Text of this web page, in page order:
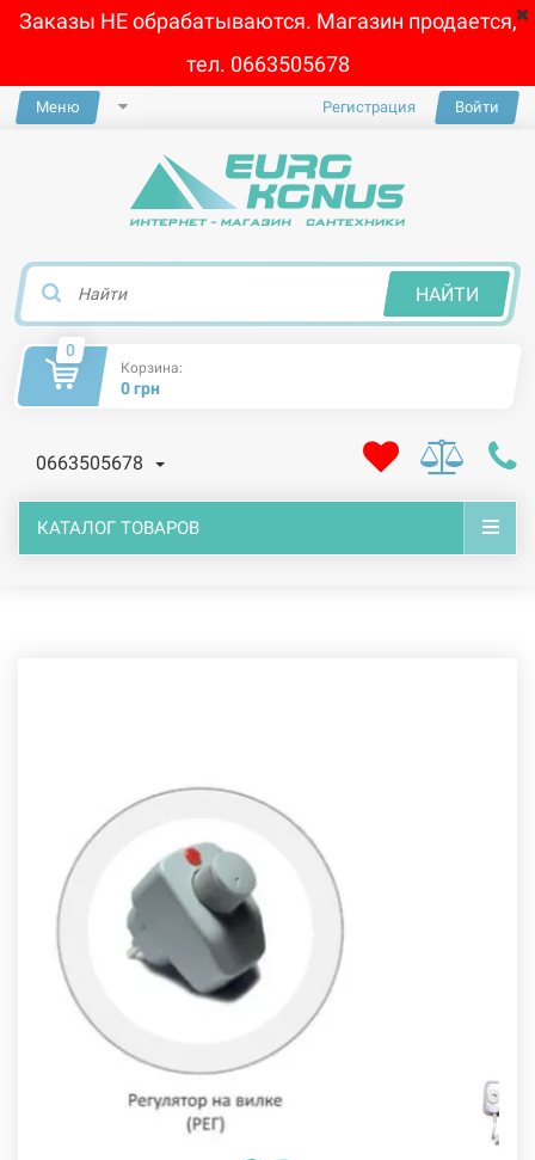
Заказы НЕ обрабатываются. Магазин продается,
тел. 0663505678
Меню Регистрация Войти
НАЙТИ
0
Корзина:
0 грн
0663505678
КАТАЛОГ ТОВАРОВ